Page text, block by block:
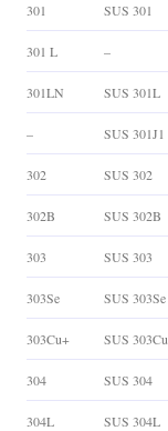
301 SUS 301
301 L –
301LN SUS 301L
– SUS 301J1
302 SUS 302
302B SUS 302B
303 SUS 303
303Se SUS 303Se
303Cu+ SUS 303Cu
304 SUS 304
304L SUS 304L